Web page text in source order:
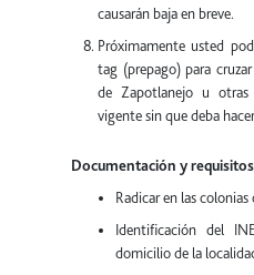
causarán baja en breve.
Próximamente usted
tag (prepago) para
de Zapotlanejo u
vigente sin que deba
Documentación y
Radicar en las
Identificación del
domicilio de la